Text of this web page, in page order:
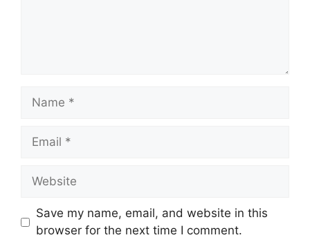
Name
Email
Website
Save my name, email, and website in this
browser for the next time I comment.